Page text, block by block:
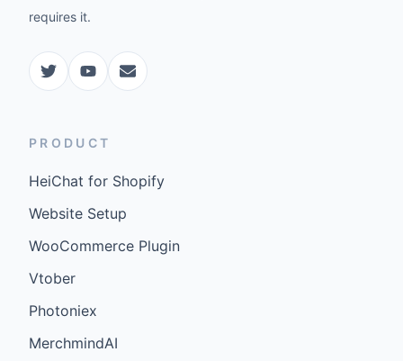
requires it.
PRODUCT
HeiChat for Shopify
Website Setup
WooCommerce Plugin
Vtober
Photoniex
MerchmindAI